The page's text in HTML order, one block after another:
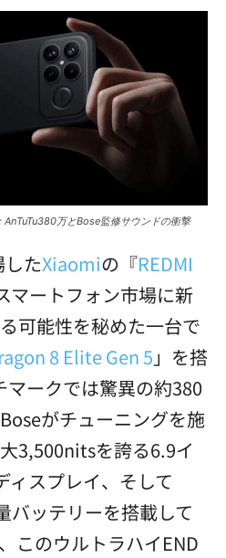
AnTuTu380万とBose監修サウンドの衝撃
たXiaomiの『REDMI
マートフォン市場に新
可能性を秘めた一台で
8 Elite Gen 5 」を搭
マークでは驚異の約380
がチューニングを施
3,500nitsを誇る6.9イ
ィスプレイ、そして
バッテリーを搭載して
このウルトラハイEND